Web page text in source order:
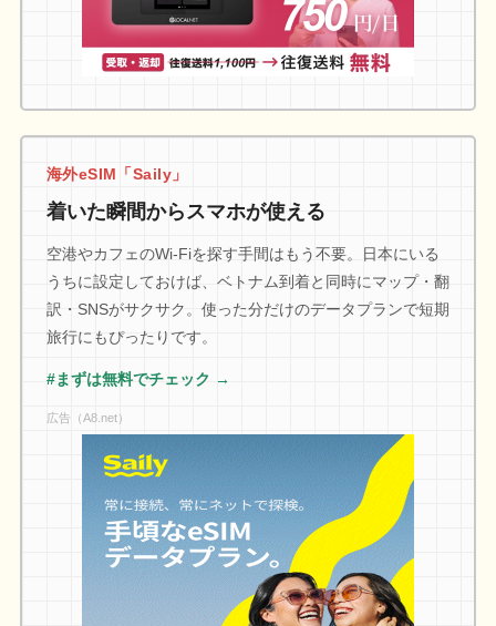
海外eSIM「Saily」
着いた瞬間からスマホが使える
空港やカフェのWi-Fiを探す手間はもう不要。日本にいる
うちに設定しておけば、ベトナム到着と同時にマップ・翻
訳・SNSがサクサク。使った分だけのデータプランで短期
旅行にもぴったりです。
#まずは無料でチェック →
広告（A8.net）